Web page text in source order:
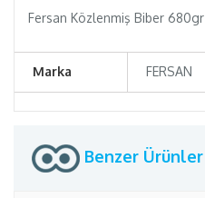
Fersan Közlenmiş Biber 680gr
Marka FERSAN
Benzer Ürünler